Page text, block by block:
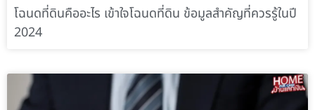
โฉนดที่ดินคืออะไร เข้าใจโฉนดที่ดิน ข้อมูลสำคัญที่ควรรู้ในปี
2024